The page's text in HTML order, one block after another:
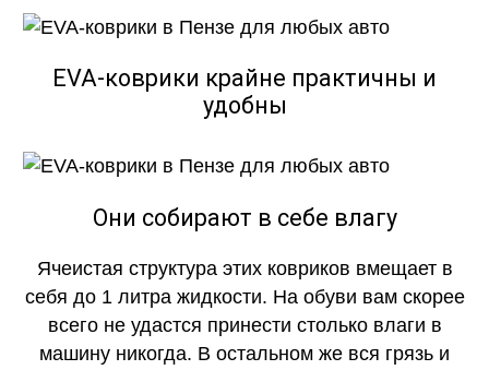
EVA-коврики крайне практичны и
удобны
Они собирают в себе влагу
Ячеистая структура этих ковриков вмещает в
себя до 1 литра жидкости. На обуви вам скорее
всего не удастся принести столько влаги в
машину никогда. В остальном же вся грязь и